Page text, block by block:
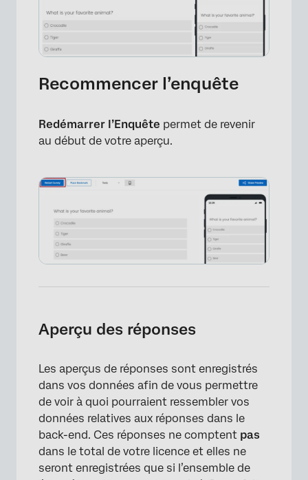
Recommencer l’enquête
Redémarrer l’Enquête permet de revenir
au début de votre aperçu.
Aperçu des réponses
Les aperçus de réponses sont enregistrés
dans vos données afin de vous permettre
de voir à quoi pourraient ressembler vos
données relatives aux réponses dans le
back-end. Ces réponses ne comptent pas
dans le total de votre licence et elles ne
seront enregistrées que si l’ensemble de